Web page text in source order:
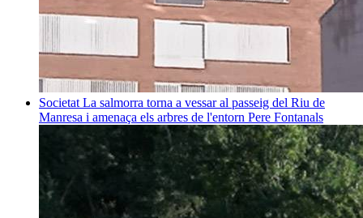
Societat La salmorra torna a vessar al passeig del Riu de
Manresa i amenaça els arbres de l'entorn Pere Fontanals